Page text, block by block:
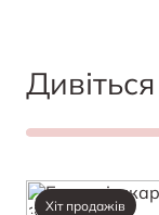
Хіт продажів